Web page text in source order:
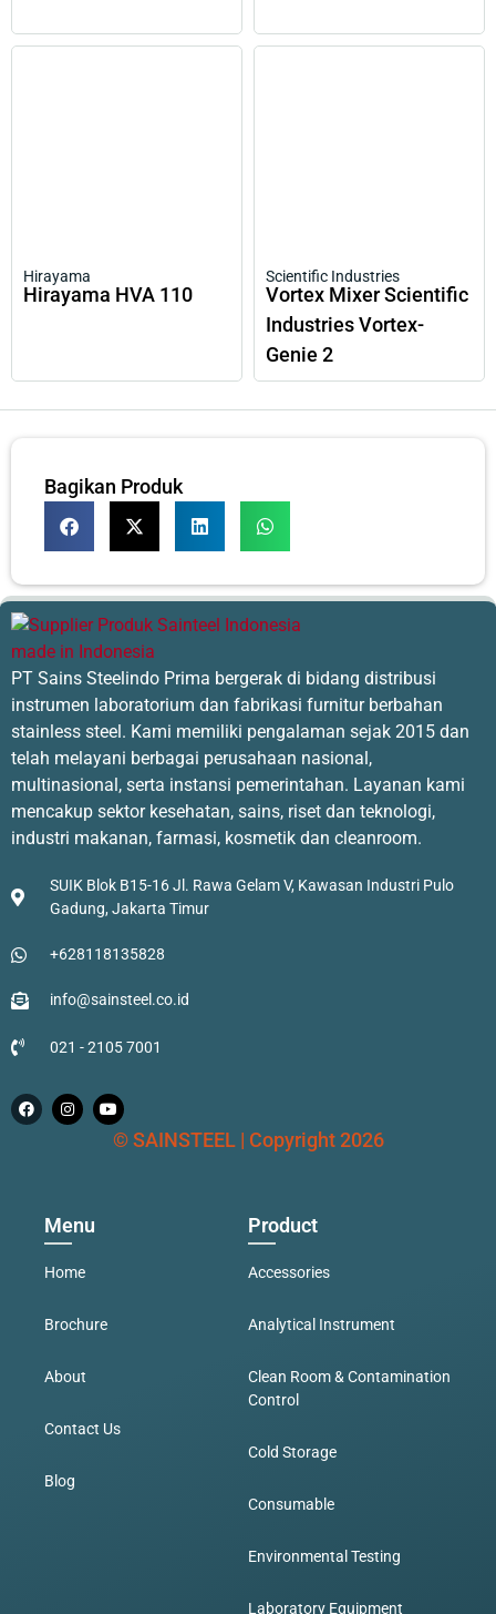
Hirayama
Hirayama HVA 110
Scientific Industries
Vortex Mixer Scientific
Industries Vortex-
Genie 2
Bagikan Produk
PT Sains Steelindo Prima bergerak di bidang distribusi
instrumen laboratorium dan fabrikasi furnitur berbahan
stainless steel. Kami memiliki pengalaman sejak 2015 dan
telah melayani berbagai perusahaan nasional,
multinasional, serta instansi pemerintahan. Layanan kami
mencakup sektor kesehatan, sains, riset dan teknologi,
industri makanan, farmasi, kosmetik dan cleanroom.
SUIK Blok B15-16 Jl. Rawa Gelam V, Kawasan Industri Pulo
Gadung, Jakarta Timur
+628118135828
info@sainsteel.co.id
021 - 2105 7001
© SAINSTEEL | Copyright 2026
Menu
Home
Brochure
About
Contact Us
Blog
Product
Accessories
Analytical Instrument
Clean Room & Contamination
Control
Cold Storage
Consumable
Environmental Testing
Laboratory Equipment